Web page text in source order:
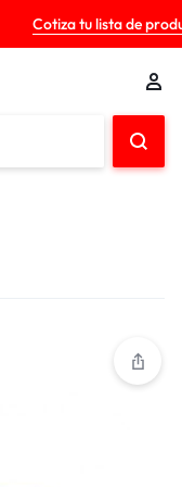
Cotiza tu lista de